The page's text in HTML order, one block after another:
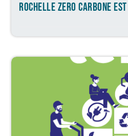
ROCHELLE ZERO CARBONE